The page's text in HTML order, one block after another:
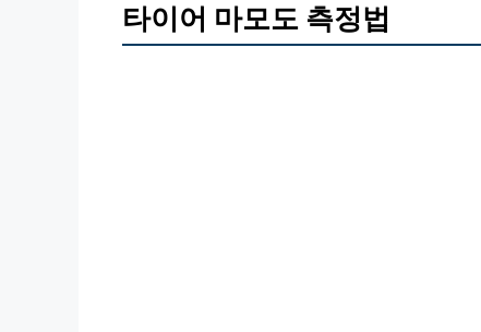
타이어 마모도 측정법